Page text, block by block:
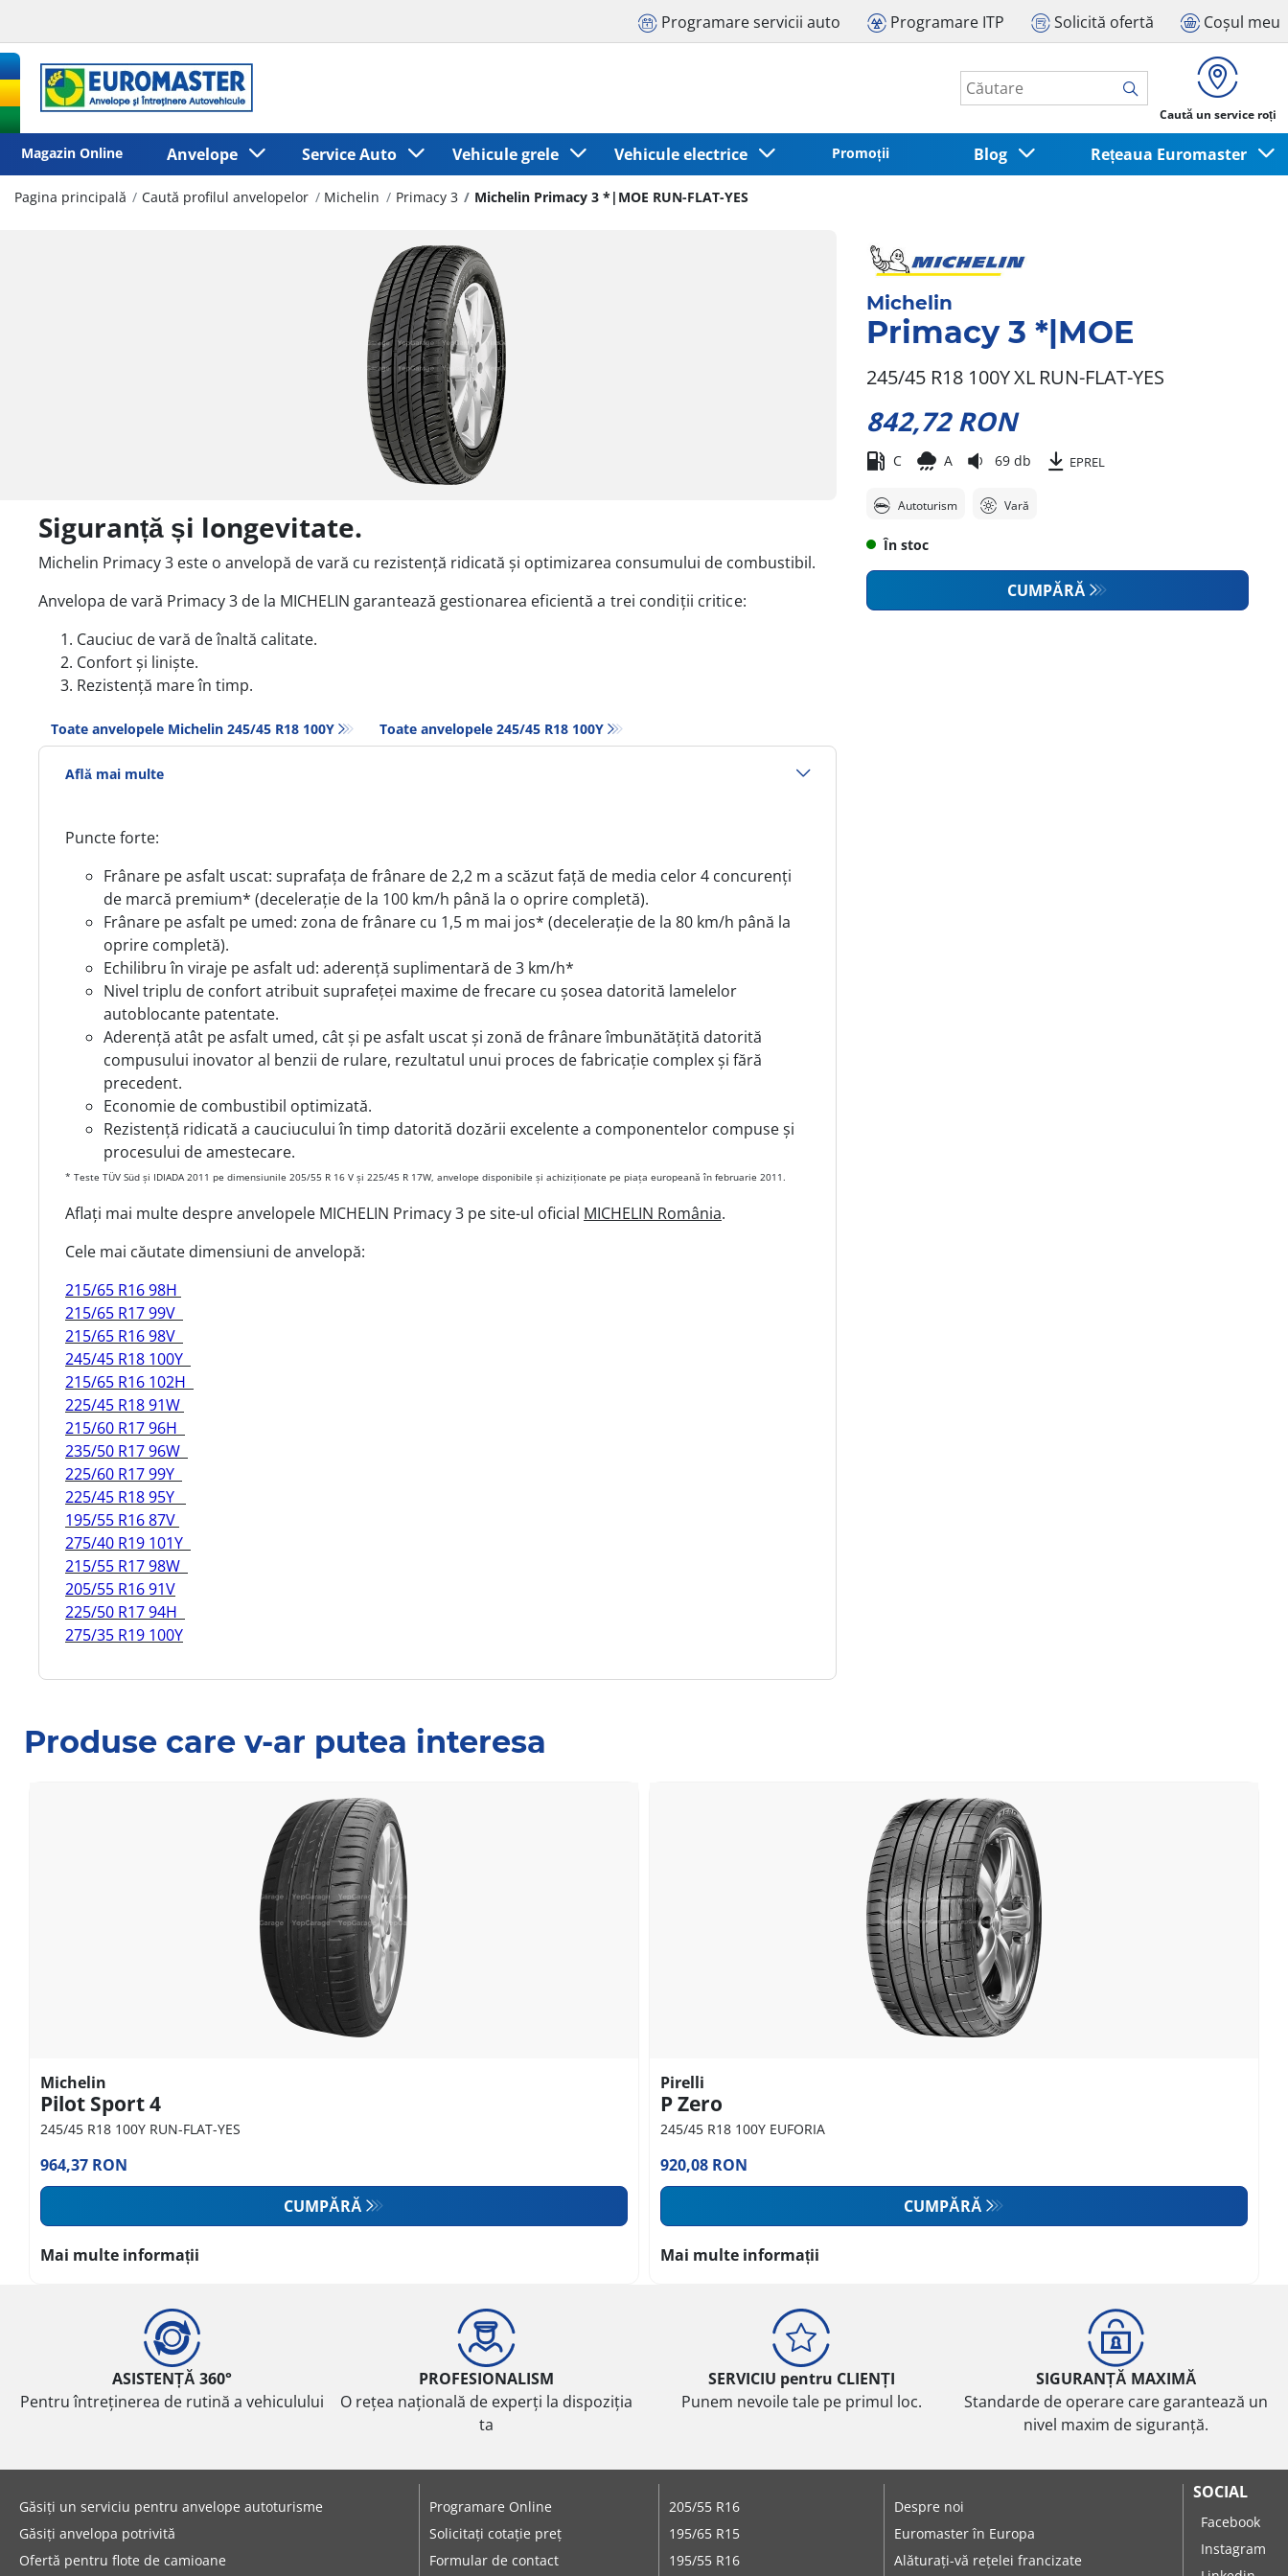
Programare servicii auto Programare ITP Solicită ofertă Coșul meu
Caută un service roți
Magazin Online Anvelope Service Auto Vehicule grele Vehicule electrice Promoții Blog Rețeaua Euromaster
Pagina principală Caută profilul anvelopelor Michelin Primacy 3 Michelin Primacy 3 *|MOE RUN-FLAT-YES
Siguranță și longevitate.
Michelin Primacy 3 este o anvelopă de vară cu rezistență ridicată și optimizarea consumului de combustibil.
Anvelopa de vară Primacy 3 de la MICHELIN garantează gestionarea eficientă a trei condiții critice:
Cauciuc de vară de înaltă calitate.
Confort și liniște.
Rezistență mare în timp.
Toate anvelopele Michelin 245/45 R18 100Y Toate anvelopele‎ 245/45 R18 100Y
Află mai multe
Puncte forte:
Frânare pe asfalt uscat: suprafața de frânare de 2,2 m a scăzut față de media celor 4 concurenți
de marcă premium* (decelerație de la 100 km/h până la o oprire completă).
Frânare pe asfalt pe umed: zona de frânare cu 1,5 m mai jos* (decelerație de la 80 km/h până la
oprire completă).
Echilibru în viraje pe asfalt ud: aderență suplimentară de 3 km/h*
Nivel triplu de confort atribuit suprafeței maxime de frecare cu șosea datorită lamelelor
autoblocante patentate.
Aderență atât pe asfalt umed, cât și pe asfalt uscat și zonă de frânare îmbunătățită datorită
compusului inovator al benzii de rulare, rezultatul unui proces de fabricație complex și fără
precedent.
Economie de combustibil optimizată.
Rezistență ridicată a cauciucului în timp datorită dozării excelente a componentelor compuse și
procesului de amestecare.
* Teste TÜV Süd și IDIADA 2011 pe dimensiunile 205/55 R 16 V și 225/45 R 17W, anvelope disponibile și achiziționate pe piața europeană în februarie 2011.
Aflați mai multe despre anvelopele MICHELIN Primacy 3 pe site-ul oficial MICHELIN România.
Cele mai căutate dimensiuni de anvelopă:
215/65 R16 98H
215/65 R17 99V
215/65 R16 98V
245/45 R18 100Y
215/65 R16 102H
225/45 R18 91W
215/60 R17 96H
235/50 R17 96W
225/60 R17 99Y
225/45 R18 95Y
195/55 R16 87V
275/40 R19 101Y
215/55 R17 98W
205/55 R16 91V
225/50 R17 94H
275/35 R19 100Y
Michelin
Primacy 3 *|MOE
245/45 R18 100YXL RUN-FLAT-YES
842,72 RON
C A 69 db EPREL
Autoturism Vară
În stoc
CUMPĂRĂ
Produse care v-ar putea interesa
Michelin
Pilot Sport 4
245/45 R18 100Y RUN-FLAT-YES
964,37 RON
CUMPĂRĂ
Mai multe informații
Pirelli
P Zero
245/45 R18 100Y EUFORIA
920,08 RON
CUMPĂRĂ
Mai multe informații
ASISTENȚĂ 360°
Pentru întreținerea de rutină a vehiculului
PROFESIONALISM
O rețea națională de experți la dispoziția
ta
SERVICIU pentru CLIENȚI
Punem nevoile tale pe primul loc.
SIGURANȚĂ MAXIMĂ
Standarde de operare care garantează un
nivel maxim de siguranță.
Găsiți un serviciu pentru anvelope autoturisme
Găsiți anvelopa potrivită
Ofertă pentru flote de camioane
Programare Online
Solicitați cotație preț
Formular de contact
205/55 R16
195/65 R15
195/55 R16
Despre noi
Euromaster în Europa
Alăturați-vă rețelei francizate
SOCIAL
Facebook
Instagram